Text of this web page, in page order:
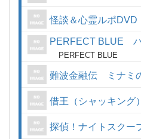
怪談＆心霊ルポ
PERFECT BLUE
PERFECT BLUE
難波金融伝 ミナミ
借王（シャッキング
探偵！ナイトスクー